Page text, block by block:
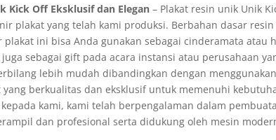
Kick Off Eksklusif dan Elegan– Plakat resin unik Unik
plakat yang telah kami produksi. Berbahan dasar
plakat ini bisa Anda gunakan sebagai cinderamata
sebagai gift pada acara instansi atau perusahaan
lebih mudah dibandingkan dengan
berkualitas dan eksklusif untuk memenuhi
kami, kami telah berpengalaman dalam
dan profesional serta didukung oleh mesin